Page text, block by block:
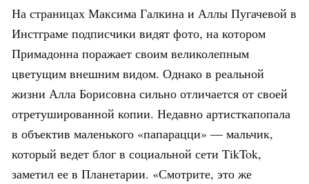
На страницах Максима Галкина и Аллы Пугачевой в
Инстграме подписчики видят фото, на котором
Примадонна поражает своим великолепным
цветущим внешним видом. Однако в реальной
жизни Алла Борисовна сильно отличается от своей
отретушированной копии. Недавно артисткапопала
в объектив маленького «папарацци» — мальчик,
который ведет блог в социальной сети TikTok,
заметил ее в Планетарии. «Смотрите, это же